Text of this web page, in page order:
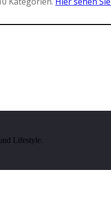
Lifestyle.